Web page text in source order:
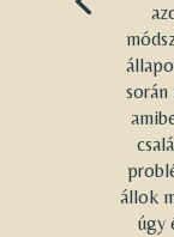
állok
úgy